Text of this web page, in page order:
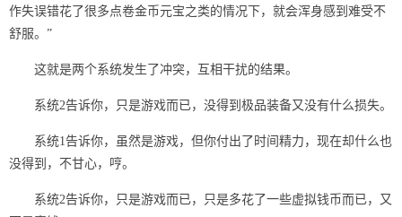
作失误错花了很多点卷金币元宝之类的情况下，就会浑身感到难受不
舒服。”
这就是两个系统发生了冲突，互相干扰的结果。
系统2告诉你，只是游戏而已，没得到极品装备又没有什么损失。
系统1告诉你，虽然是游戏，但你付出了时间精力，现在却什么也
没得到，不甘心，哼。
系统2告诉你，只是游戏而已，只是多花了一些虚拟钱币而已，又